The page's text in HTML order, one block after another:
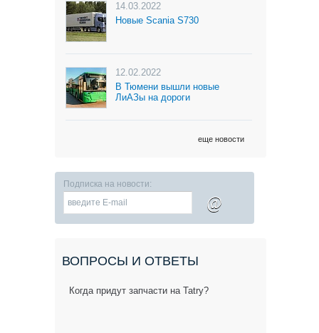
14.03.2022
Новые Scania S730
12.02.2022
В Тюмени вышли новые
ЛиАЗы на дороги
еще новости
Подписка на новости:
@
ВОПРОСЫ И ОТВЕТЫ
Когда придут запчасти на Tatry?